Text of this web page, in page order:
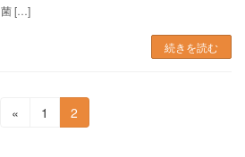
菌 […]
続きを読む
«
固1
固
定
2